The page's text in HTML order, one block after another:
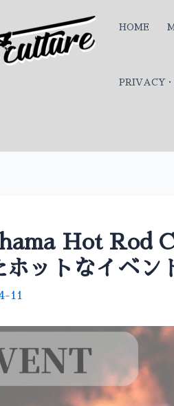
HOME
PRIVACY
Hot Rod
ホットなイベン
11